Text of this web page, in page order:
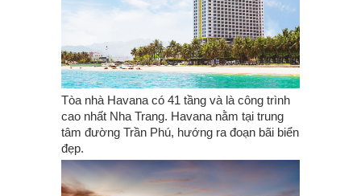
Tòa nhà Havana có 41 tầng và là công trình
cao nhất Nha Trang. Havana nằm tại trung
tâm đường Trần Phú, hướng ra đoạn bãi biển
đẹp.